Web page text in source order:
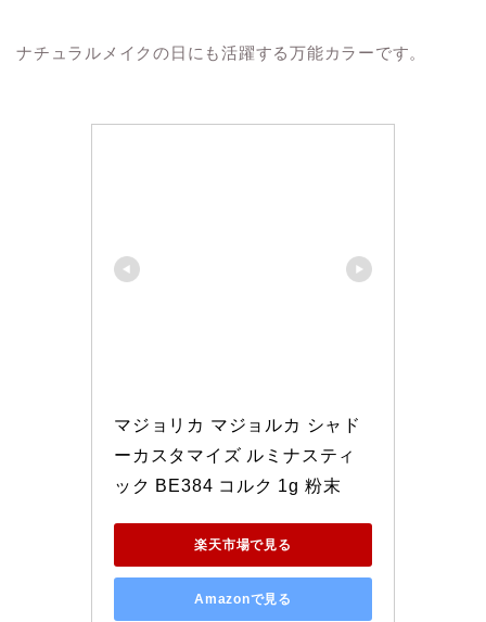
ナチュラルメイクの日にも活躍する万能カラーです。
マジョリカ マジョルカ シャド
ーカスタマイズ ルミナスティ
ック BE384 コルク 1g 粉末
楽天市場で見る
Amazonで見る